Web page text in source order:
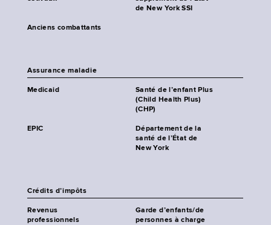
de New York SSI
Anciens combattants
Assurance maladie
Medicaid
Santé de l’enfant Plus
(Child Health Plus)
(CHP)
EPIC
Département de la
santé de l’État de
New York
Crédits d’impôts
Revenus
professionnels
Garde d’enfants/de
personnes à charge